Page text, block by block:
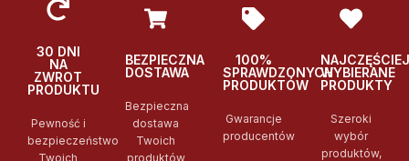
30 DNI
NA
ZWROT
PRODUKTU
Pewność i
bezpieczeństwo
Twoich
BEZPIECZNA
DOSTAWA
Bezpieczna
dostawa
Twoich
produktów
100%
SPRAWDZONYCH
PRODUKTÓW
Gwarancje
producentów
NAJCZĘŚCIEJ
WYBIERANE
PRODUKTY
Szeroki
wybór
produktów,